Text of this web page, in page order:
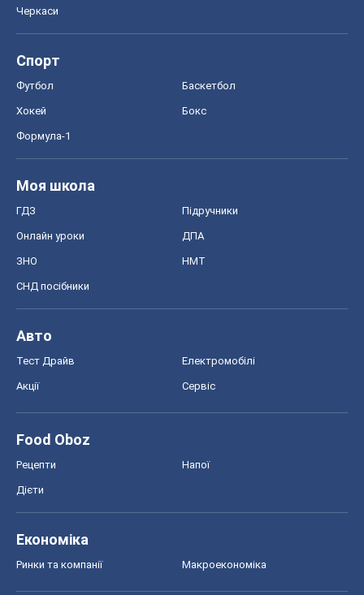
Черкаси
Спорт
Футбол Баскетбол
Хокей Бокс
Формула-1
Моя школа
ГДЗ Підручники
Онлайн уроки ДПА
ЗНО НМТ
СНД посібники
Авто
Тест Драйв Електромобілі
Акції Сервіс
Food Oboz
Рецепти Напої
Дієти
Економіка
Ринки та компанії Макроекономіка